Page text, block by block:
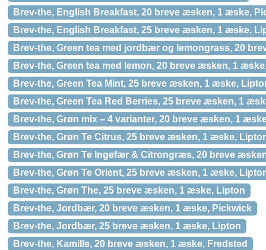
Brev-the, English Breakfast, 20 breve æsken, 1 æske,
Brev-the, English Breakfast, 25 breve æsken, 1 æske,
Brev-the, Green tea med jordbær og lemongrass, 20
Brev-the, Green tea med lemon, 20 breve æsken, 1
Brev-the, Green Tea Mint, 25 breve æsken, 1 æske,
Brev-the, Green Tea Red Berries, 25 breve æsken, 1
Brev-the, Grøn mix – 4 varianter, 20 breve æsken, 1
Brev-the, Grøn Te Citrus, 25 breve æsken, 1 æske,
Brev-the, Grøn Te Ingefær & Citrongræs, 20 breve
Brev-the, Grøn Te Orient, 25 breve æsken, 1 æske,
Brev-the, Grøn The, 25 breve æsken, 1 æske, Lipton
Brev-the, Jordbær, 20 breve æsken, 1 æske, Pickwick
Brev-the, Jordbær, 25 breve æsken, 1 æske, Lipton
Brev-the, Kamille, 20 breve æsken, 1 æske, Fredsted